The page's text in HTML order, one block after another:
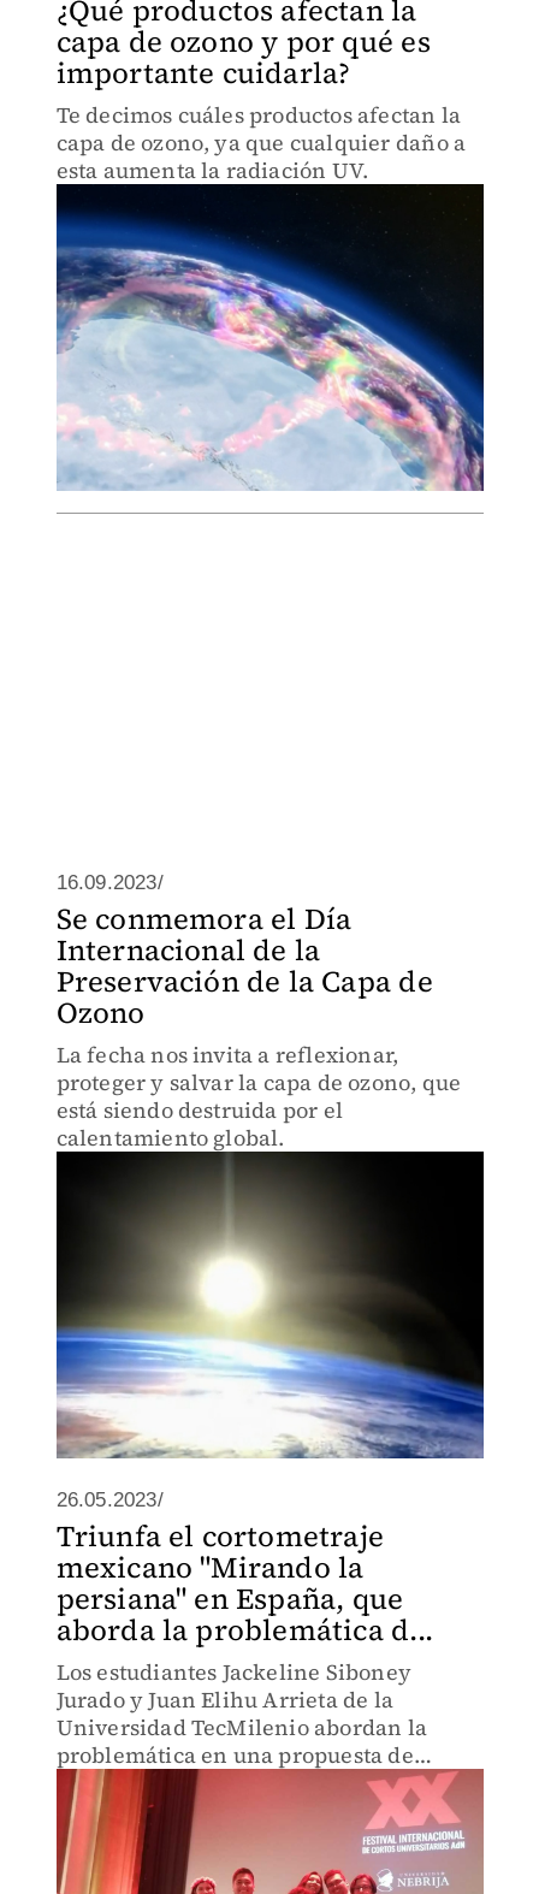
¿Qué productos afectan la
capa de ozono y por qué es
importante cuidarla?
Te decimos cuáles productos afectan la
capa de ozono, ya que cualquier daño a
esta aumenta la radiación UV.
16.09.2023/
Se conmemora el Día
Internacional de la
Preservación de la Capa de
Ozono
La fecha nos invita a reflexionar,
proteger y salvar la capa de ozono, que
está siendo destruida por el
calentamiento global.
26.05.2023/
Triunfa el cortometraje
mexicano "Mirando la
persiana" en España, que
aborda la problemática d...
Los estudiantes Jackeline Siboney
Jurado y Juan Elihu Arrieta de la
Universidad TecMilenio abordan la
problemática en una propuesta de
animación, con la que conquistaron el
premio "Compromiso Social"